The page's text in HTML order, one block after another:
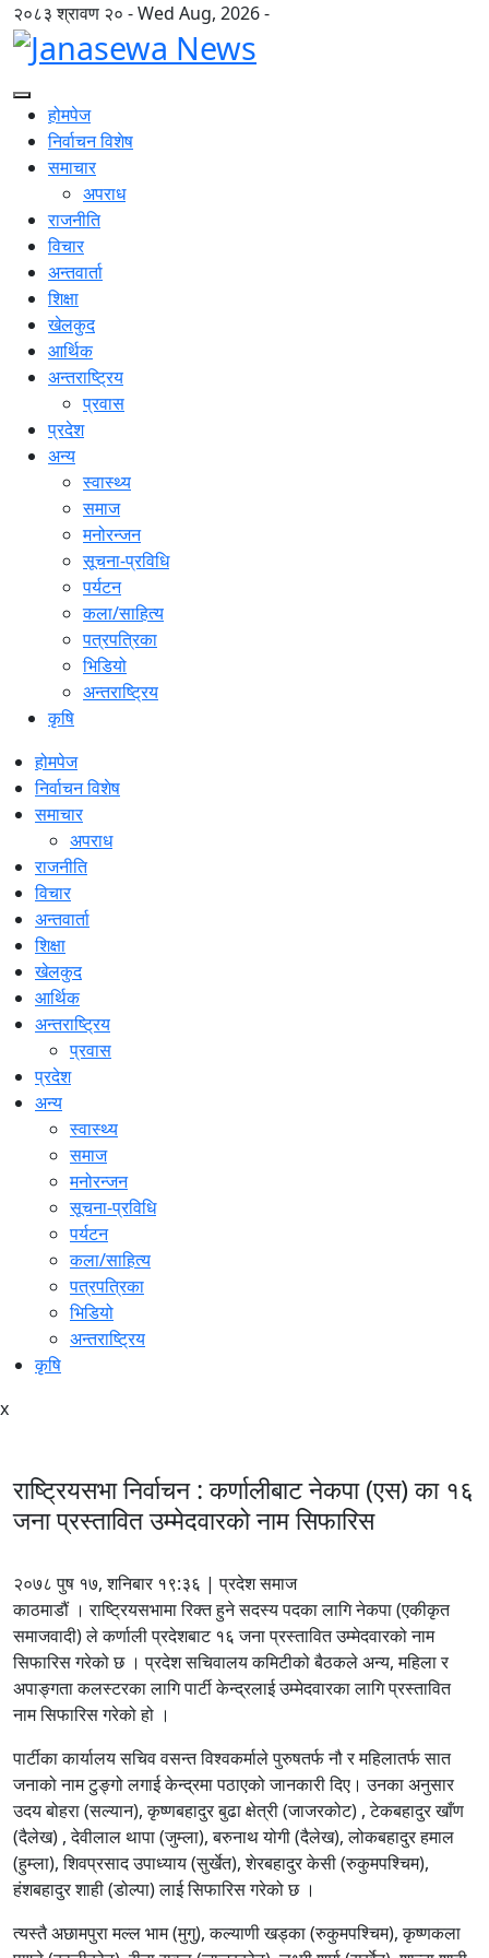
२०८३ श्रावण २० - Wed Aug, 2026 -
होमपेज
निर्वाचन विशेष
समाचार
अपराध
राजनीति
विचार
अन्तवार्ता
शिक्षा
खेलकुद
आर्थिक
अन्तराष्ट्रिय
प्रवास
प्रदेश
अन्य
स्वास्थ्य
समाज
मनोरन्जन
सूचना-प्रविधि
पर्यटन
कला/साहित्य
पत्रपत्रिका
भिडियो
अन्तराष्ट्रिय
कृषि
होमपेज
निर्वाचन विशेष
समाचार
अपराध
राजनीति
विचार
अन्तवार्ता
शिक्षा
खेलकुद
आर्थिक
अन्तराष्ट्रिय
प्रवास
प्रदेश
अन्य
स्वास्थ्य
समाज
मनोरन्जन
सूचना-प्रविधि
पर्यटन
कला/साहित्य
पत्रपत्रिका
भिडियो
अन्तराष्ट्रिय
कृषि
x
राष्ट्रियसभा निर्वाचन : कर्णालीबाट नेकपा (एस) का १६
जना प्रस्तावित उम्मेदवारको नाम सिफारिस
२०७८ पुष १७, शनिबार १९:३६ | प्रदेश समाज
काठमाडौं । राष्ट्रियसभामा रिक्त हुने सदस्य पदका लागि नेकपा (एकीकृत
समाजवादी) ले कर्णाली प्रदेशबाट १६ जना प्रस्तावित उम्मेदवारको नाम
सिफारिस गरेको छ । प्रदेश सचिवालय कमिटीको बैठकले अन्य, महिला र
अपाङ्गता कलस्टरका लागि पार्टी केन्द्रलाई उम्मेदवारका लागि प्रस्तावित
नाम सिफारिस गरेको हो ।
पार्टीका कार्यालय सचिव वसन्त विश्वकर्माले पुरुषतर्फ नौ र महिलातर्फ सात
जनाको नाम टुङ्गो लगाई केन्द्रमा पठाएको जानकारी दिए। उनका अनुसार
उदय बोहरा (सल्यान), कृष्णबहादुर बुढा क्षेत्री (जाजरकोट) , टेकबहादुर खाँण
(दैलेख) , देवीलाल थापा (जुम्ला), बरुनाथ योगी (दैलेख), लोकबहादुर हमाल
(हुम्ला), शिवप्रसाद उपाध्याय (सुर्खेत), शेरबहादुर केसी (रुकुमपश्चिम),
हंशबहादुर शाही (डोल्पा) लाई सिफारिस गरेको छ ।
त्यस्तै अछामपुरा मल्ल भाम (मुगु), कल्याणी खड्का (रुकुमपश्चिम), कृष्णकला